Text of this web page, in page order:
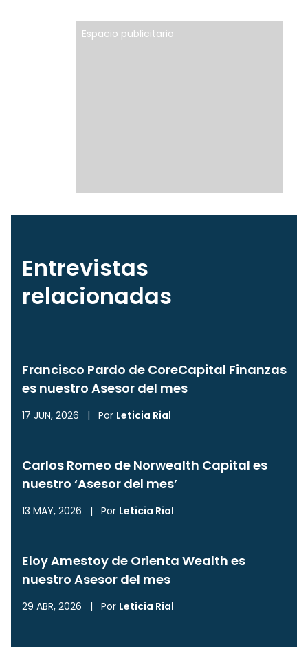
Espacio publicitario
Entrevistas
relacionadas
Francisco Pardo de CoreCapital Finanzas
es nuestro Asesor del mes
17 JUN, 2026 | Por Leticia Rial
Carlos Romeo de Norwealth Capital es
nuestro ‘Asesor del mes’
13 MAY, 2026 | Por Leticia Rial
Eloy Amestoy de Orienta Wealth es
nuestro Asesor del mes
29 ABR, 2026 | Por Leticia Rial